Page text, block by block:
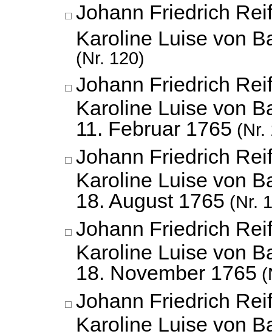
Johann Friedrich
Karoline Luise von
(Nr. 120)
Johann Friedrich
Karoline Luise von
11. Februar 1765 (Nr.
Johann Friedrich
Karoline Luise von
18. August 1765 (Nr.
Johann Friedrich
Karoline Luise von
18. November 1765
Johann Friedrich
Karoline Luise von